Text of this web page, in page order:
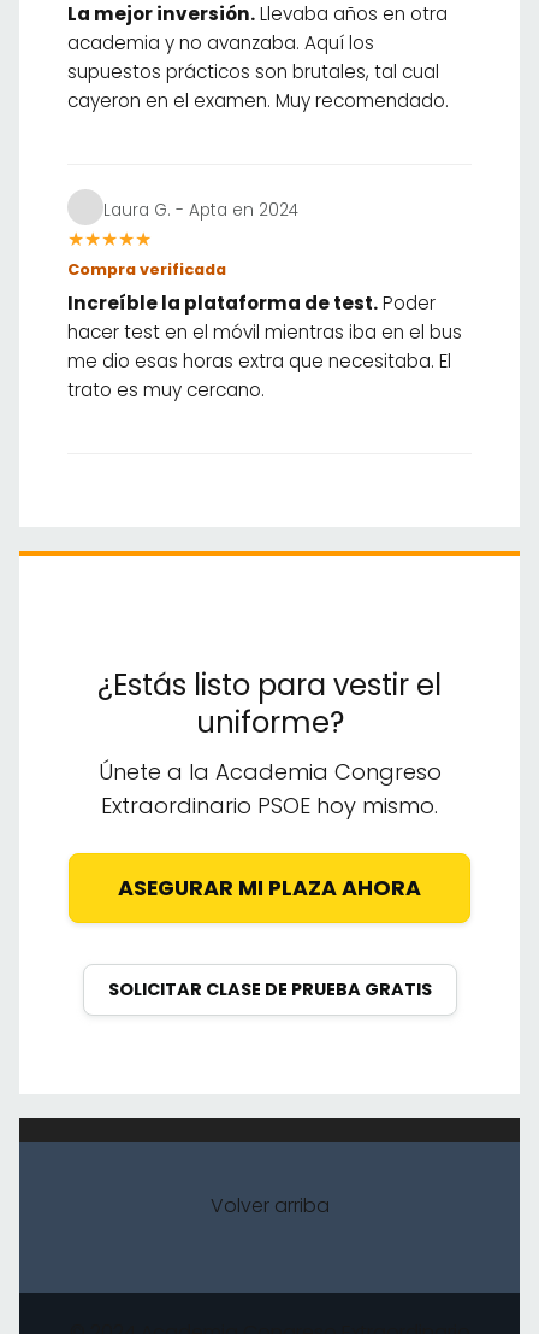
La mejor inversión.Llevaba años en otra
academia y no avanzaba. Aquí los
supuestos prácticos son brutales, tal cual
cayeron en el examen. Muy recomendado.
Laura G. - Apta en 2024
★★★★★
Compra verificada
Increíble la plataforma de test.Poder
hacer test en el móvil mientras iba en el bus
me dio esas horas extra que necesitaba. El
trato es muy cercano.
¿Estás listo para vestir el
uniforme?
Únete a la Academia Congreso
Extraordinario PSOE hoy mismo.
ASEGURAR MI PLAZA AHORA
SOLICITAR CLASE DE PRUEBA GRATIS
Volver arriba